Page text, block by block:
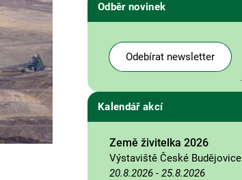
Odběr novinek
Odebírat newsletter
Kalendář akcí
Země živitelka 2026
Výstaviště České Budějovice
20.8.2026 - 25.8.2026